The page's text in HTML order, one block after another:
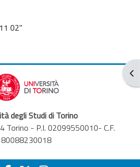
02"
degli Studi di Torino
Torino - P.I. 02099550010- C.F.
80088230018